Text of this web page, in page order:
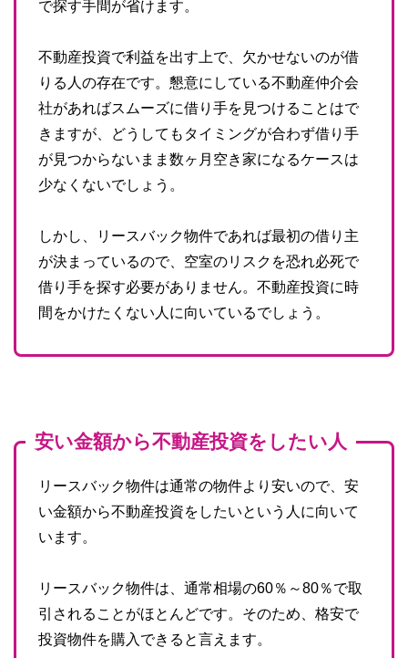
で探す手間が省けます。
不動産投資で利益を出す上で、欠かせないのが借
りる人の存在です。懇意にしている不動産仲介会
社があればスムーズに借り手を見つけることはで
きますが、どうしてもタイミングが合わず借り手
が見つからないまま数ヶ月空き家になるケースは
少なくないでしょう。
しかし、リースバック物件であれば最初の借り主
が決まっているので、空室のリスクを恐れ必死で
借り手を探す必要がありません。不動産投資に時
間をかけたくない人に向いているでしょう。
安い金額から不動産投資をしたい人
リースバック物件は通常の物件より安いので、安
い金額から不動産投資をしたいという人に向いて
います。
リースバック物件は、通常相場の60％～80％で取
引されることがほとんどです。そのため、格安で
投資物件を購入できると言えます。